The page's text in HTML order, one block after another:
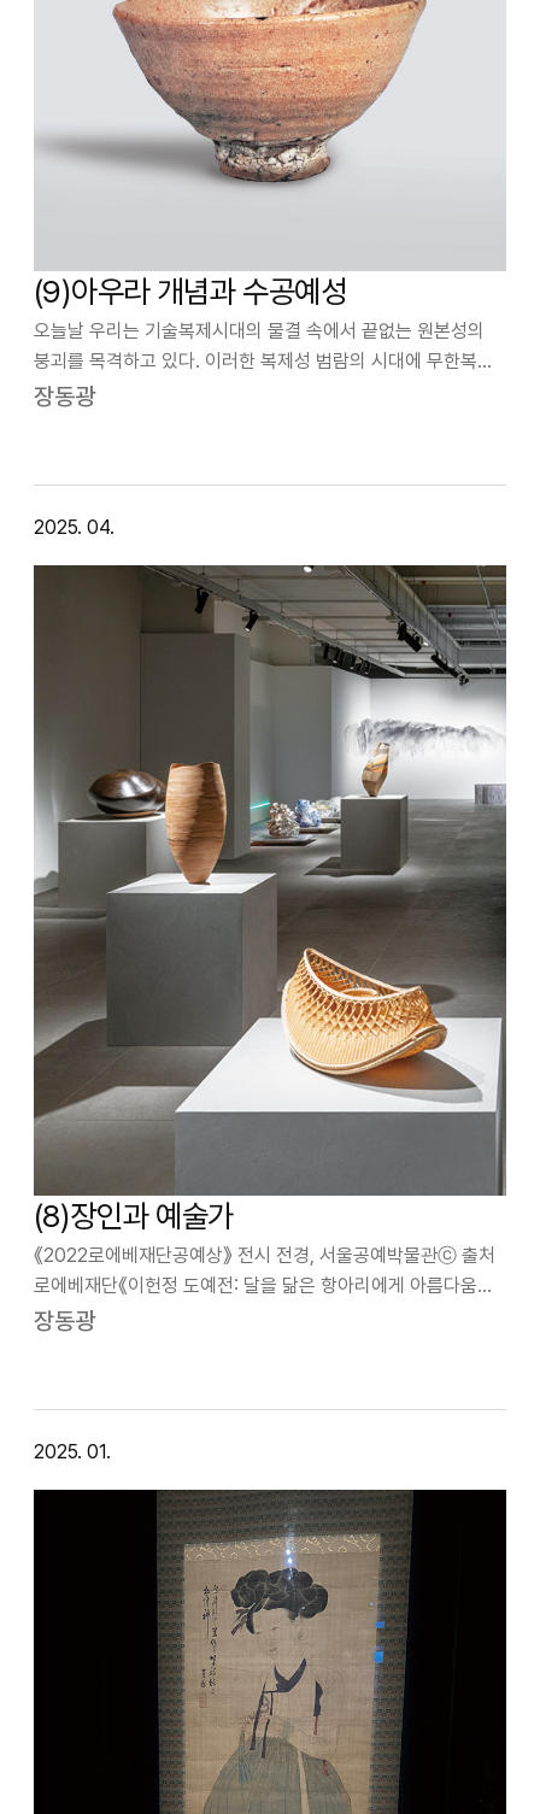
(9)아우라 개념과 수공예성
오늘날 우리는 기술복제시대의 물결 속에서 끝없는 원본성의
붕괴를 목격하고 있다. 이러한 복제성 범람의 시대에 무한복제
가능성이라는 매트릭스(Matrix) 개념은 이미 1999년 영화로
장동광
2025. 04.
(8)장인과 예술가
《2022로에베재단공예상》 전시 전경, 서울공예박물관ⓒ 출처
로에베재단《이헌정 도예전: 달을 닮은 항아리에게 아름다움을
묻다》, 박여숙화랑, 2024ⓒ 사진 장동광공예에 있어서 하나의
장동광
2025. 01.